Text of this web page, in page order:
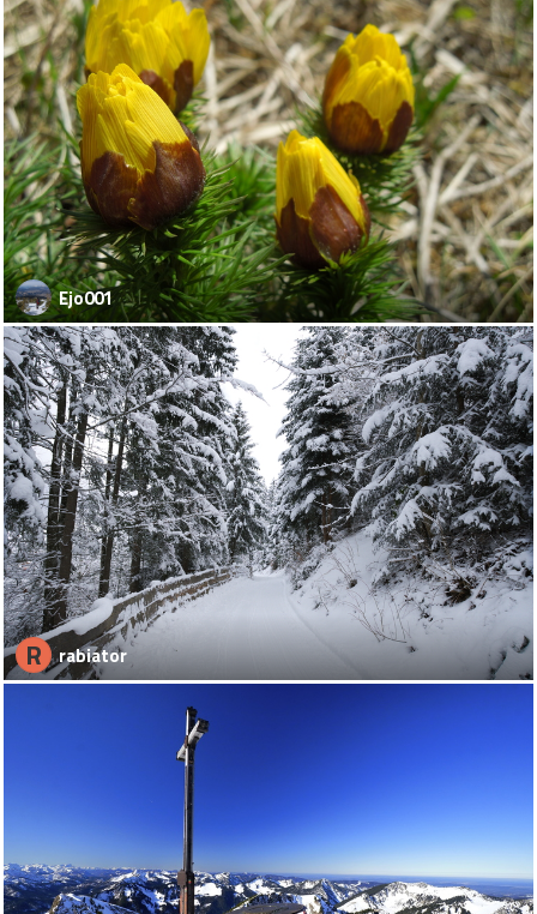
Ejo001
R rabiator